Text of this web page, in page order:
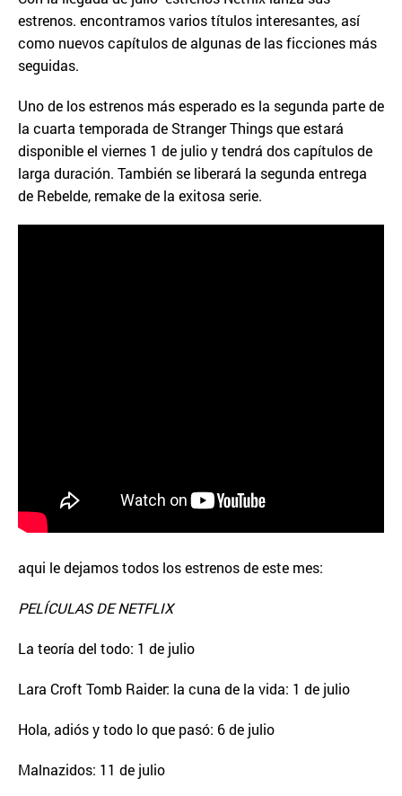
estrenos. encontramos varios títulos interesantes, así
como nuevos capítulos de algunas de las ficciones más
seguidas.
Uno de los estrenos más esperado es la segunda parte de
la cuarta temporada de Stranger Things que estará
disponible el viernes 1 de julio y tendrá dos capítulos de
larga duración. También se liberará la segunda entrega
de Rebelde, remake de la exitosa serie.
aqui le dejamos todos los estrenos de este mes:
PELÍCULAS DE NETFLIX
La teoría del todo: 1 de julio
Lara Croft Tomb Raider: la cuna de la vida: 1 de julio
Hola, adiós y todo lo que pasó: 6 de julio
Malnazidos: 11 de julio